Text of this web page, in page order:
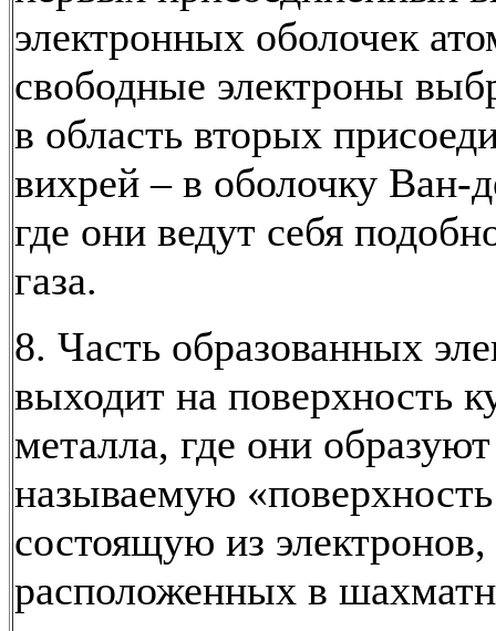
электронных оболочек
свободные электроны
в область вторых
вихрей – в оболочку Ван-
где они ведут себя
газа.
8. Часть образованных
выходит на поверхность
металла, где они
называемую
состоящую из электронов,
расположенных в